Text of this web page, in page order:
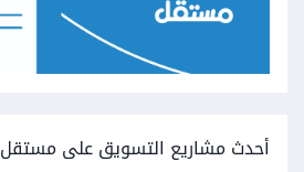
أحدث مشاريع التسويق على مستقل